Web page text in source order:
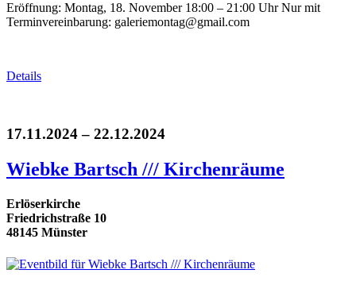
Eröffnung: Montag, 18. November 18:00 – 21:00 Uhr Nur mit
Terminvereinbarung: galeriemontag@gmail.com
Details
17.11.2024 – 22.12.2024
Wiebke Bartsch /// Kirchenräume
Erlöserkirche
Friedrichstraße 10
48145 Münster